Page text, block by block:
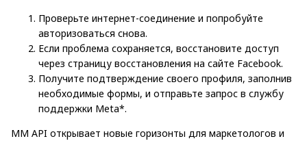
Проверьте интернет-соединение и попробуйте
авторизоваться снова.
Если проблема сохраняется, восстановите доступ
через страницу восстановления на сайте Facebook.
Получите подтверждение своего профиля, заполнив
необходимые формы, и отправьте запрос в службу
поддержки Meta*.
MM API открывает новые горизонты для маркетологов и